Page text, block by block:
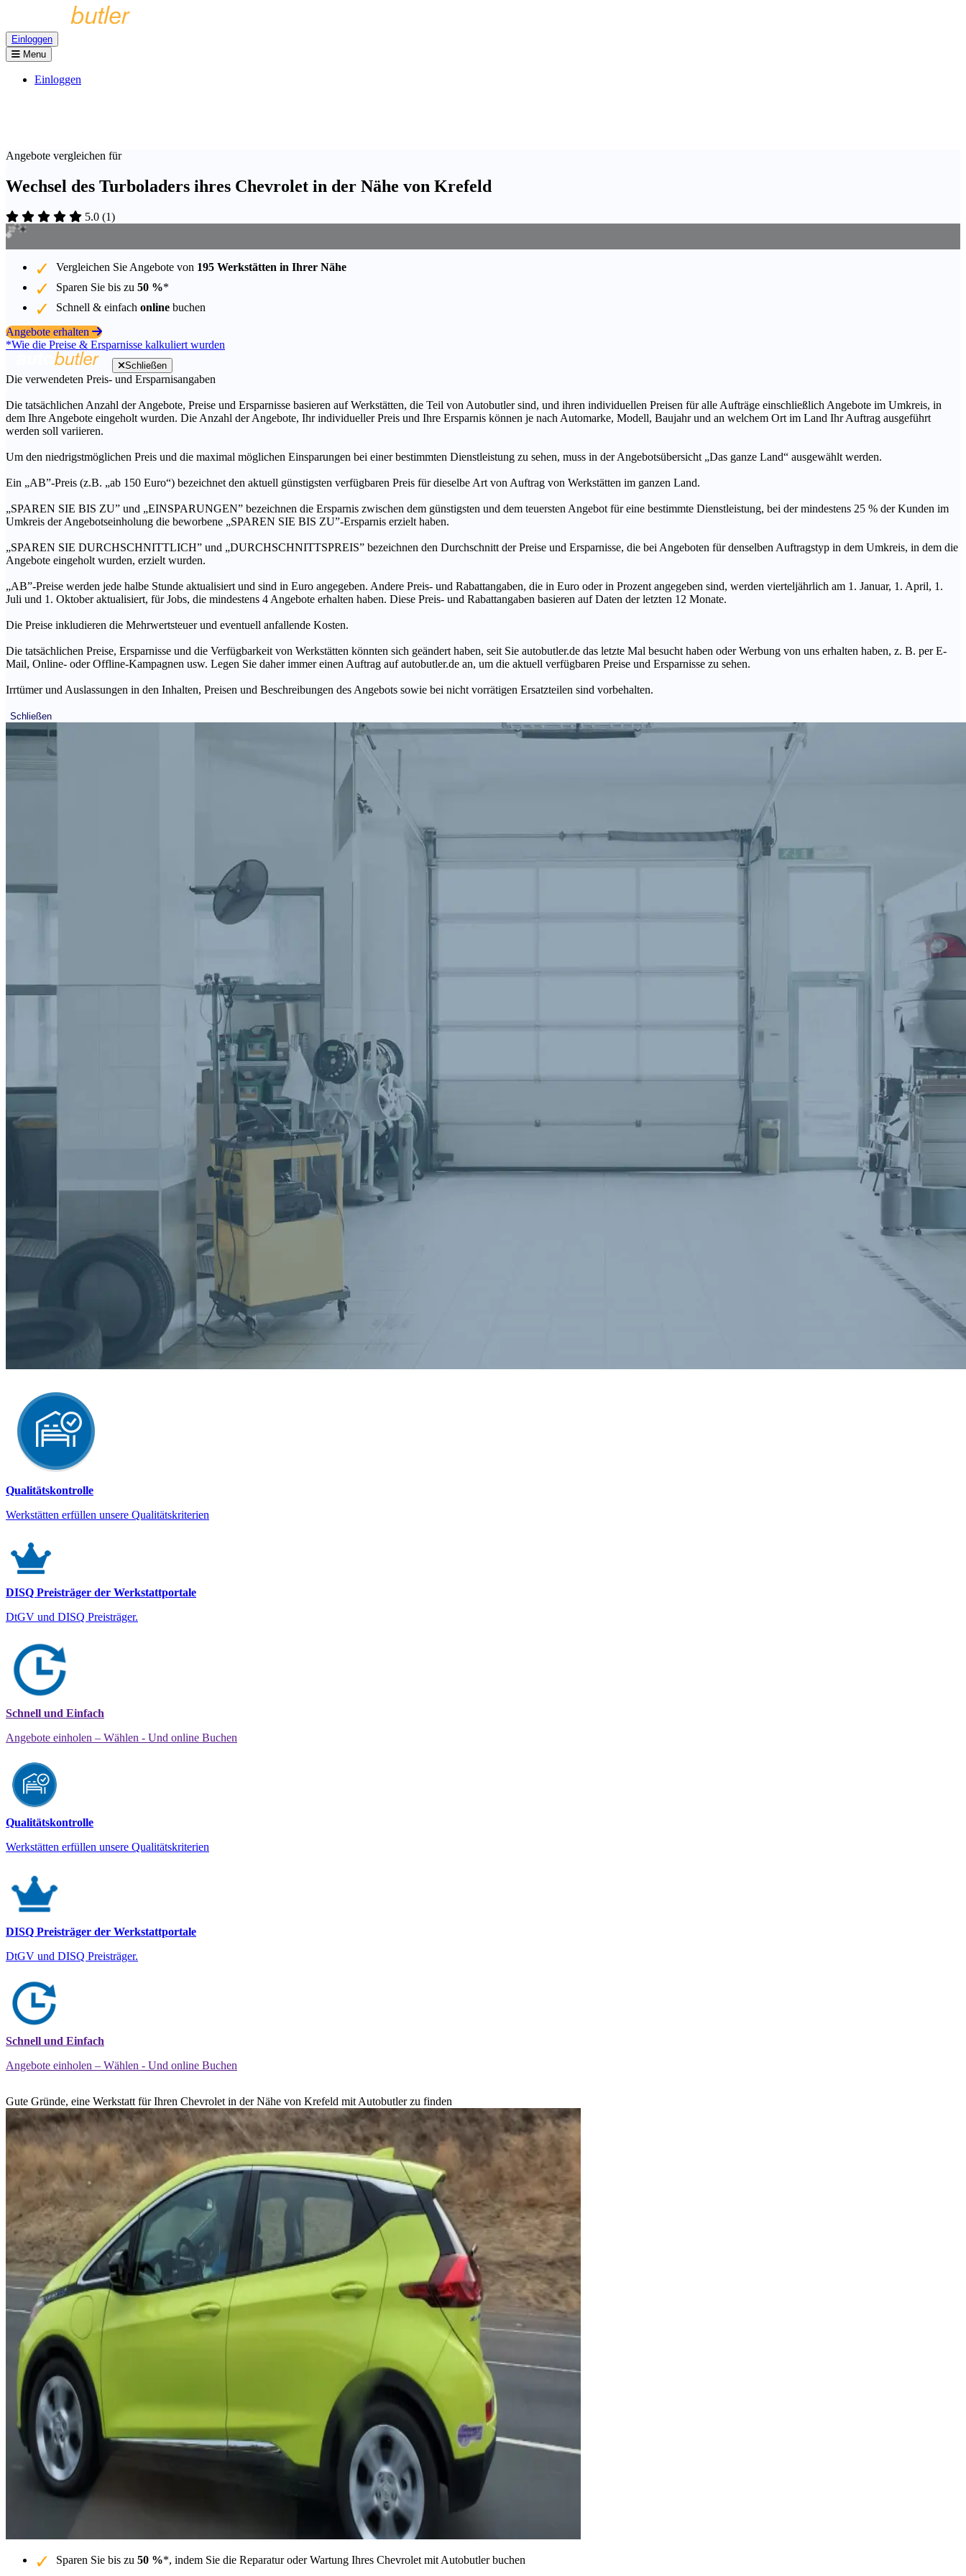
Einloggen
Menu
Einloggen
Angebote vergleichen für
Wechsel des Turboladers ihres Chevrolet in der Nähe von Krefeld
5.0 (1)
Vergleichen Sie Angebote von 195 Werkstätten in Ihrer Nähe
Sparen Sie bis zu 50 %*
Schnell & einfach online buchen
Angebote erhalten
*Wie die Preise & Ersparnisse kalkuliert wurden
Schließen
Die verwendeten Preis- und Ersparnisangaben
Die tatsächlichen Anzahl der Angebote, Preise und Ersparnisse basieren auf Werkstätten, die Teil von Autobutler sind, und ihren individuellen Preisen für alle Aufträge einschließlich Angebote im Umkreis, in
dem Ihre Angebote eingeholt wurden. Die Anzahl der Angebote, Ihr individueller Preis und Ihre Ersparnis können je nach Automarke, Modell, Baujahr und an welchem Ort im Land Ihr Auftrag ausgeführt
werden soll variieren.
Um den niedrigstmöglichen Preis und die maximal möglichen Einsparungen bei einer bestimmten Dienstleistung zu sehen, muss in der Angebotsübersicht „Das ganze Land“ ausgewählt werden.
Ein „AB”-Preis (z.B. „ab 150 Euro“) bezeichnet den aktuell günstigsten verfügbaren Preis für dieselbe Art von Auftrag von Werkstätten im ganzen Land.
„SPAREN SIE BIS ZU” und „EINSPARUNGEN” bezeichnen die Ersparnis zwischen dem günstigsten und dem teuersten Angebot für eine bestimmte Dienstleistung, bei der mindestens 25 % der Kunden im
Umkreis der Angebotseinholung die beworbene „SPAREN SIE BIS ZU”-Ersparnis erzielt haben.
„SPAREN SIE DURCHSCHNITTLICH” und „DURCHSCHNITTSPREIS” bezeichnen den Durchschnitt der Preise und Ersparnisse, die bei Angeboten für denselben Auftragstyp in dem Umkreis, in dem die
Angebote eingeholt wurden, erzielt wurden.
„AB”-Preise werden jede halbe Stunde aktualisiert und sind in Euro angegeben. Andere Preis- und Rabattangaben, die in Euro oder in Prozent angegeben sind, werden vierteljährlich am 1. Januar, 1. April, 1.
Juli und 1. Oktober aktualisiert, für Jobs, die mindestens 4 Angebote erhalten haben. Diese Preis- und Rabattangaben basieren auf Daten der letzten 12 Monate.
Die Preise inkludieren die Mehrwertsteuer und eventuell anfallende Kosten.
Die tatsächlichen Preise, Ersparnisse und die Verfügbarkeit von Werkstätten könnten sich geändert haben, seit Sie autobutler.de das letzte Mal besucht haben oder Werbung von uns erhalten haben, z. B. per E-
Mail, Online- oder Offline-Kampagnen usw. Legen Sie daher immer einen Auftrag auf autobutler.de an, um die aktuell verfügbaren Preise und Ersparnisse zu sehen.
Irrtümer und Auslassungen in den Inhalten, Preisen und Beschreibungen des Angebots sowie bei nicht vorrätigen Ersatzteilen sind vorbehalten.
Schließen
Qualitätskontrolle
Werkstätten erfüllen unsere Qualitätskriterien
DISQ Preisträger der Werkstattportale
DtGV und DISQ Preisträger.
Schnell und Einfach
Angebote einholen – Wählen - Und online Buchen
Qualitätskontrolle
Werkstätten erfüllen unsere Qualitätskriterien
DISQ Preisträger der Werkstattportale
DtGV und DISQ Preisträger.
Schnell und Einfach
Angebote einholen – Wählen - Und online Buchen
Gute Gründe, eine Werkstatt für Ihren Chevrolet in der Nähe von Krefeld mit Autobutler zu finden
Sparen Sie bis zu 50 %*, indem Sie die Reparatur oder Wartung Ihres Chevrolet mit Autobutler buchen